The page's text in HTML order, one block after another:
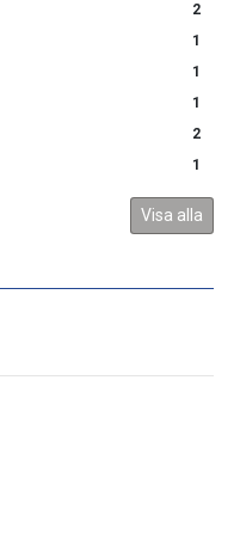
2
1
1
1
2
1
Visa alla